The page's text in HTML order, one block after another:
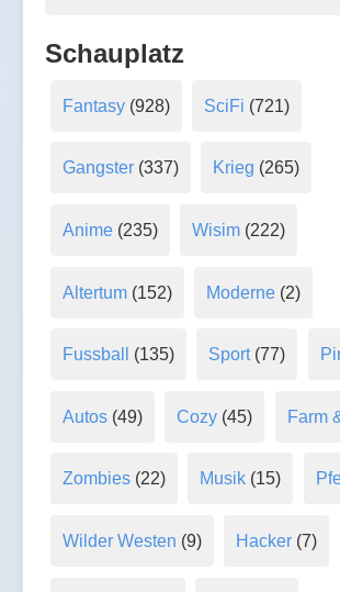
Schauplatz
Fantasy(928) SciFi (721)
Gangster(337) Krieg (265)
Anime(235) Wisim (222)
Altertum(152) Moderne (2)
Fussball (135) Sport(77)
Autos(49) Cozy (45) Farm
Zombies(22) Musik (15)
Wilder Westen (9) Hacker (7)